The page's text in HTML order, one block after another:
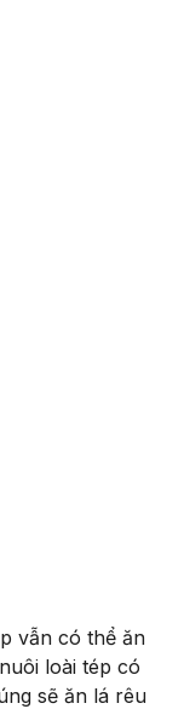
vẫn có thể ăn
loài tép có
sẽ ăn lá rêu